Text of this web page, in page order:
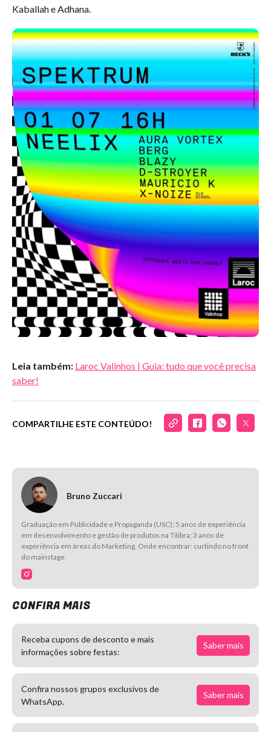
Kaballah e Adhana.
Leia também: Laroc Valinhos | Guia: tudo que você precisa
saber!
COMPARTILHE ESTE CONTEÚDO!
Bruno Zuccari
Graduação em Publicidade e Propaganda (USC); 5 anos de experiência
em desenvolvimento e gestão de produtos na Tilibra; 3 anos de
experiência em áreas do Marketing. Onde encontrar: curtindo no front
do mainstage
CONFIRA MAIS
Receba cupons de desconto e mais
informações sobre festas:
Saber mais
Confira nossos grupos exclusivos de
WhatsApp.
Saber mais